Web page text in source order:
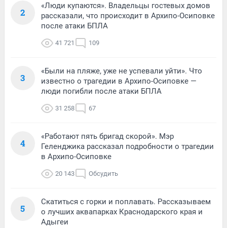
2
«Люди купаются». Владельцы гостевых домов
рассказали, что происходит в Архипо-Осиповке
после атаки БПЛА
41 721 109
3
«Были на пляже, уже не успевали уйти». Что
известно о трагедии в Архипо-Осиповке —
люди погибли после атаки БПЛА
31 258 67
4
«Работают пять бригад скорой». Мэр
Геленджика рассказал подробности о трагедии
в Архипо-Осиповке
20 143 Обсудить
5
Скатиться с горки и поплавать. Рассказываем
о лучших аквапарках Краснодарского края и
Адыгеи